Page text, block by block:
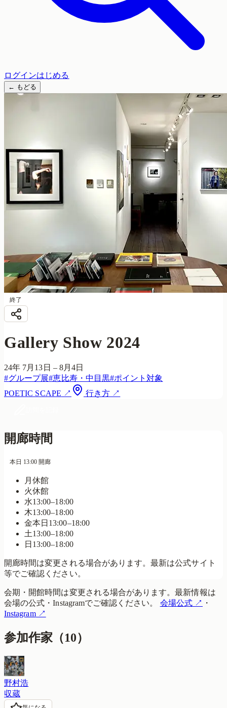
ログインはじめる
← もどる
終了
Gallery Show 2024
24年 7月13日 – 8月4日
#グループ展#恵比寿・中目黒#ポイント対象
POETIC SCAPE ↗ 行き方 ↗
開廊時間
本日 13:00 開廊
月休館
火休館
水13:00–18:00
木13:00–18:00
金本日 13:00–18:00
土13:00–18:00
日 13:00–18:00
開廊時間は変更される場合があります。最新は公式サイト
等でご確認ください。
会期・開館時間は変更される場合があります。最新情報は
会場の公式・Instagramでご確認ください。
会場公式↗ ・
Instagram↗
参加作家 （10）
野村浩
収蔵